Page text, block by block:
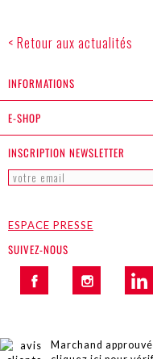
< Retour aux actualités
INFORMATIONS
E-SHOP
INSCRIPTION NEWSLETTER
ESPACE PRESSE
SUIVEZ-NOUS
Marchand